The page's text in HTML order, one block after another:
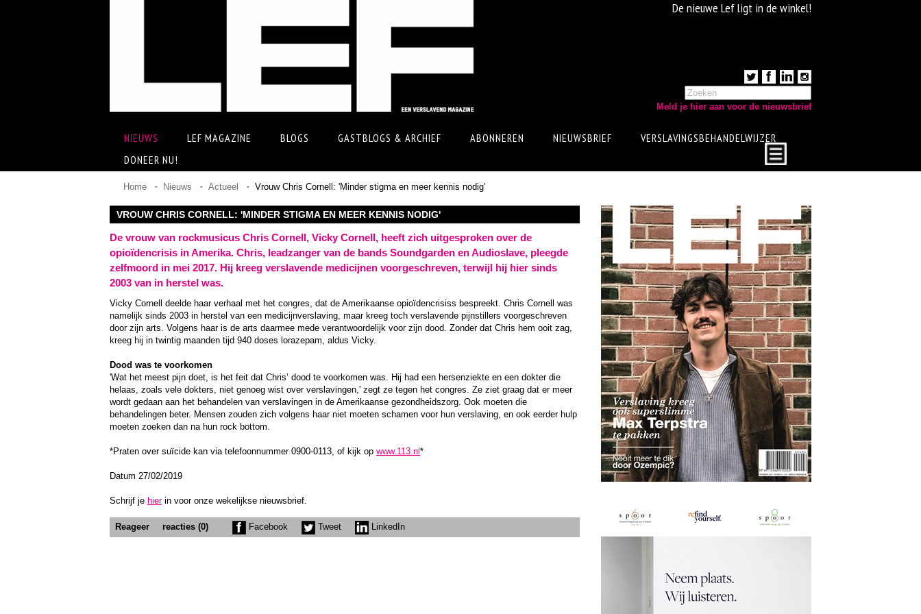
De nieuwe Lef ligt in de winkel!
Meld je hier aan voor de nieuwsbrief
NIEUWS LEF MAGAZINE BLOGS GASTBLOGS & ARCHIEF ABONNEREN NIEUWSBRIEF
VERSLAVINGSBEHANDELWIJZER
DONEER NU!
Home Nieuws Actueel Vrouw Chris Cornell: 'Minder stigma en meer kennis nodig'
VROUW CHRIS CORNELL: 'MINDER STIGMA EN MEER KENNIS NODIG'
De vrouw van rockmusicus Chris Cornell, Vicky Cornell, heeft zich uitgesproken over de
opioïdencrisis in Amerika. Chris, leadzanger van de bands Soundgarden en Audioslave, pleegde
zelfmoord in mei 2017. Hij kreeg verslavende medicijnen voorgeschreven, terwijl hij hier sinds
2003 van in herstel was.
Vicky Cornell deelde haar verhaal met het congres, dat de Amerikaanse opioïdencrisiss bespreekt. Chris Cornell was
namelijk sinds 2003 in herstel van een medicijnverslaving, maar kreeg toch verslavende pijnstillers voorgeschreven
door zijn arts. Volgens haar is de arts daarmee mede verantwoordelijk voor zijn dood. Zonder dat Chris hem ooit zag,
kreeg hij in twintig maanden tijd 940 doses lorazepam, aldus Vicky.
Dood was te voorkomen
'Wat het meest pijn doet, is het feit dat Chris’ dood te voorkomen was. Hij had een hersenziekte en een dokter die
helaas, zoals vele dokters, niet genoeg wist over verslavingen,' zegt ze tegen het congres. Ze ziet graag dat er meer
wordt gedaan aan het behandelen van verslavingen in de Amerikaanse gezondheidszorg. Ook moeten die
behandelingen beter. Mensen zouden zich volgens haar niet moeten schamen voor hun verslaving, en ook eerder hulp
moeten zoeken dan na hun rock bottom.
*Praten over suïcide kan via telefoonnummer 0900-0113, of kijk op www.113.nl *
Datum 27/02/2019
Schrijf je hierin voor onze wekelijkse nieuwsbrief.
Reageer reacties (0) Facebook Tweet LinkedIn